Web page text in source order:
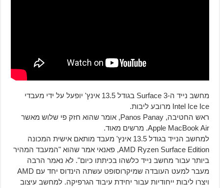
מחשב נייד ה-Surface 3 בגודל 13.5 אינץ' יופעל על ידי מעבדי
Intel Ice Ice מרובע ליבות.
ראש החטיבה, Panos Panay, אומר שהוא חזק פי שלוש מאשר
Apple MacBook Air. מרשים מאוד.
למחשב הנייד בגודל 13.5 אינץ' מעבד מותאם אישית המכונה
AMD Ryzen Surface Edition, פאנאי אמר שהוא "המעבד המהיר
ביותר עבור מחשב נייד כלשהו בכיתתו כיום". לא נאמר הרבה
מעבר למעט העובדה שמיקרוסופט עשתה הינדוס יחד עם AMD
ויצרו ליבות ייחודיות עבור יחידת עיבוד הגרפיקה. למחשב עיצוב